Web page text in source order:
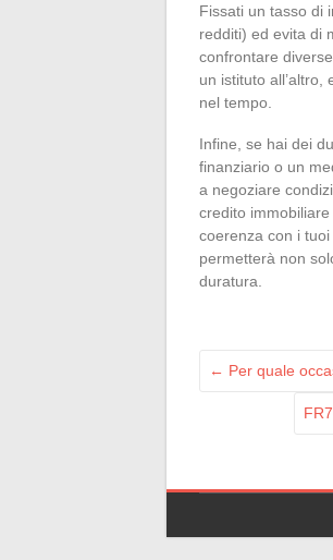
Fissati un tasso di
redditi) ed evita di
confrontare
un istituto
nel tempo.
Infine, se hai dei
finanziario o un
a negoziare
credito
coerenza con i
permetterà non
duratura.
← Per quale